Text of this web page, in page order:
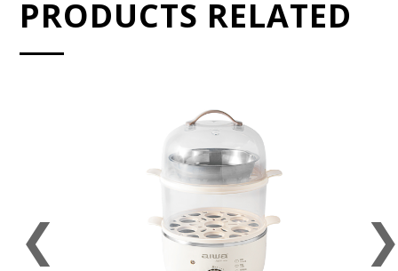
PRODUCTS RELATED
❮